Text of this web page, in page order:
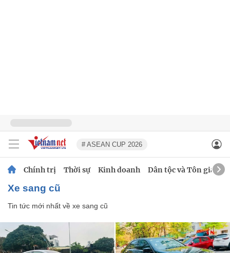
# ASEAN CUP 2026
Chính trị Thời sự Kinh doanh Dân tộc và Tôn giáo
xe sang cũ
Tin tức mới nhất về xe sang cũ